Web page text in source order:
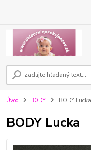
Úvod BODY BODY Lucka
BODY Lucka